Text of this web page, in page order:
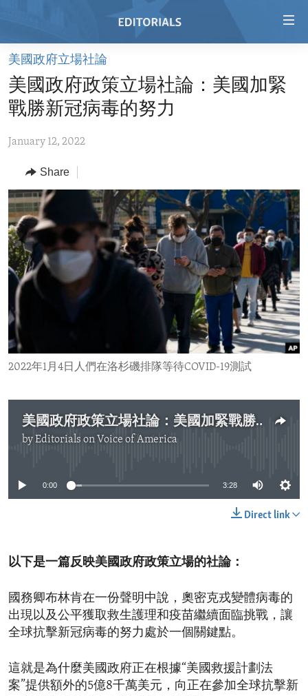
Skip
main
content
to
Navigation
Skip
to
Search
HOME
VIDEO
REGIONS
AFRICA
AMERICAS
ASIA
EUROPE
MIDDLE EAST
TOPICS
HUMAN RIGHTS
SECURITY AND DEFENSE
AID AND DEVELOPMENT
DEMOCRACY AND GOVERNANCE
ECONOMY AND TRADE
ARCHIVE
ABOUT US
FOLLOW US
美國政府立場社論
美國政府政策立場社論：美國加緊
戰勝新冠病毒的努力
January 12, 2022
Share
2022年1月4日人們在洛杉磯排隊等待COVID-19測試
美國政府政策立場社論：美國加緊戰勝新冠病毒的努力
byEditorials on Voice of America
0:00 3:28
Direct link
以下是一篇反映美國政府政策立場的社論：
國務卿布林肯在一份聲明中說，奧密克戎變體病毒的
出現以及公平獲取救生護理和疫苗繼續面臨挑戰，讓
全球抗擊新冠病毒的努力處於一個關鍵點。
這就是為什麼美國政府正在根據“美國救援計劃法
案”提供額外的5億8千萬美元，向正在參加全球抗擊新